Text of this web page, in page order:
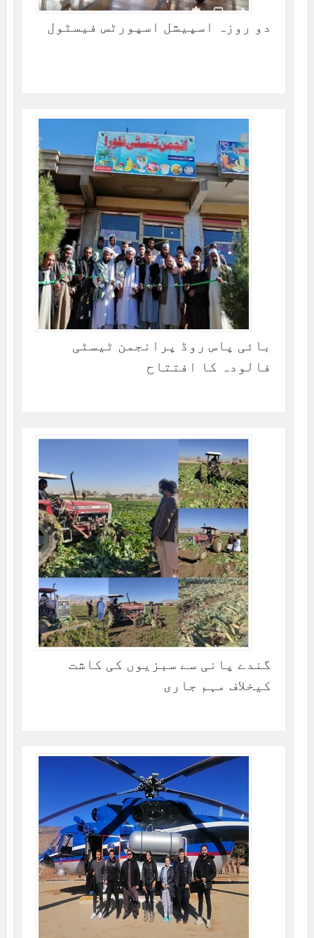
دو روزہ اسپیشل اسپورٹس فیسٹول
بائی پاس روڈ پرانجمن ٹیسٹی
فالودہ کا افتتاح
گندے پانی سے سبزیوں کی کاشت
کیخلاف مہم جاری